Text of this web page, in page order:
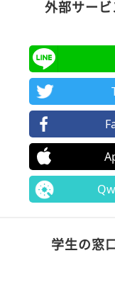
外部サー
学生の窓